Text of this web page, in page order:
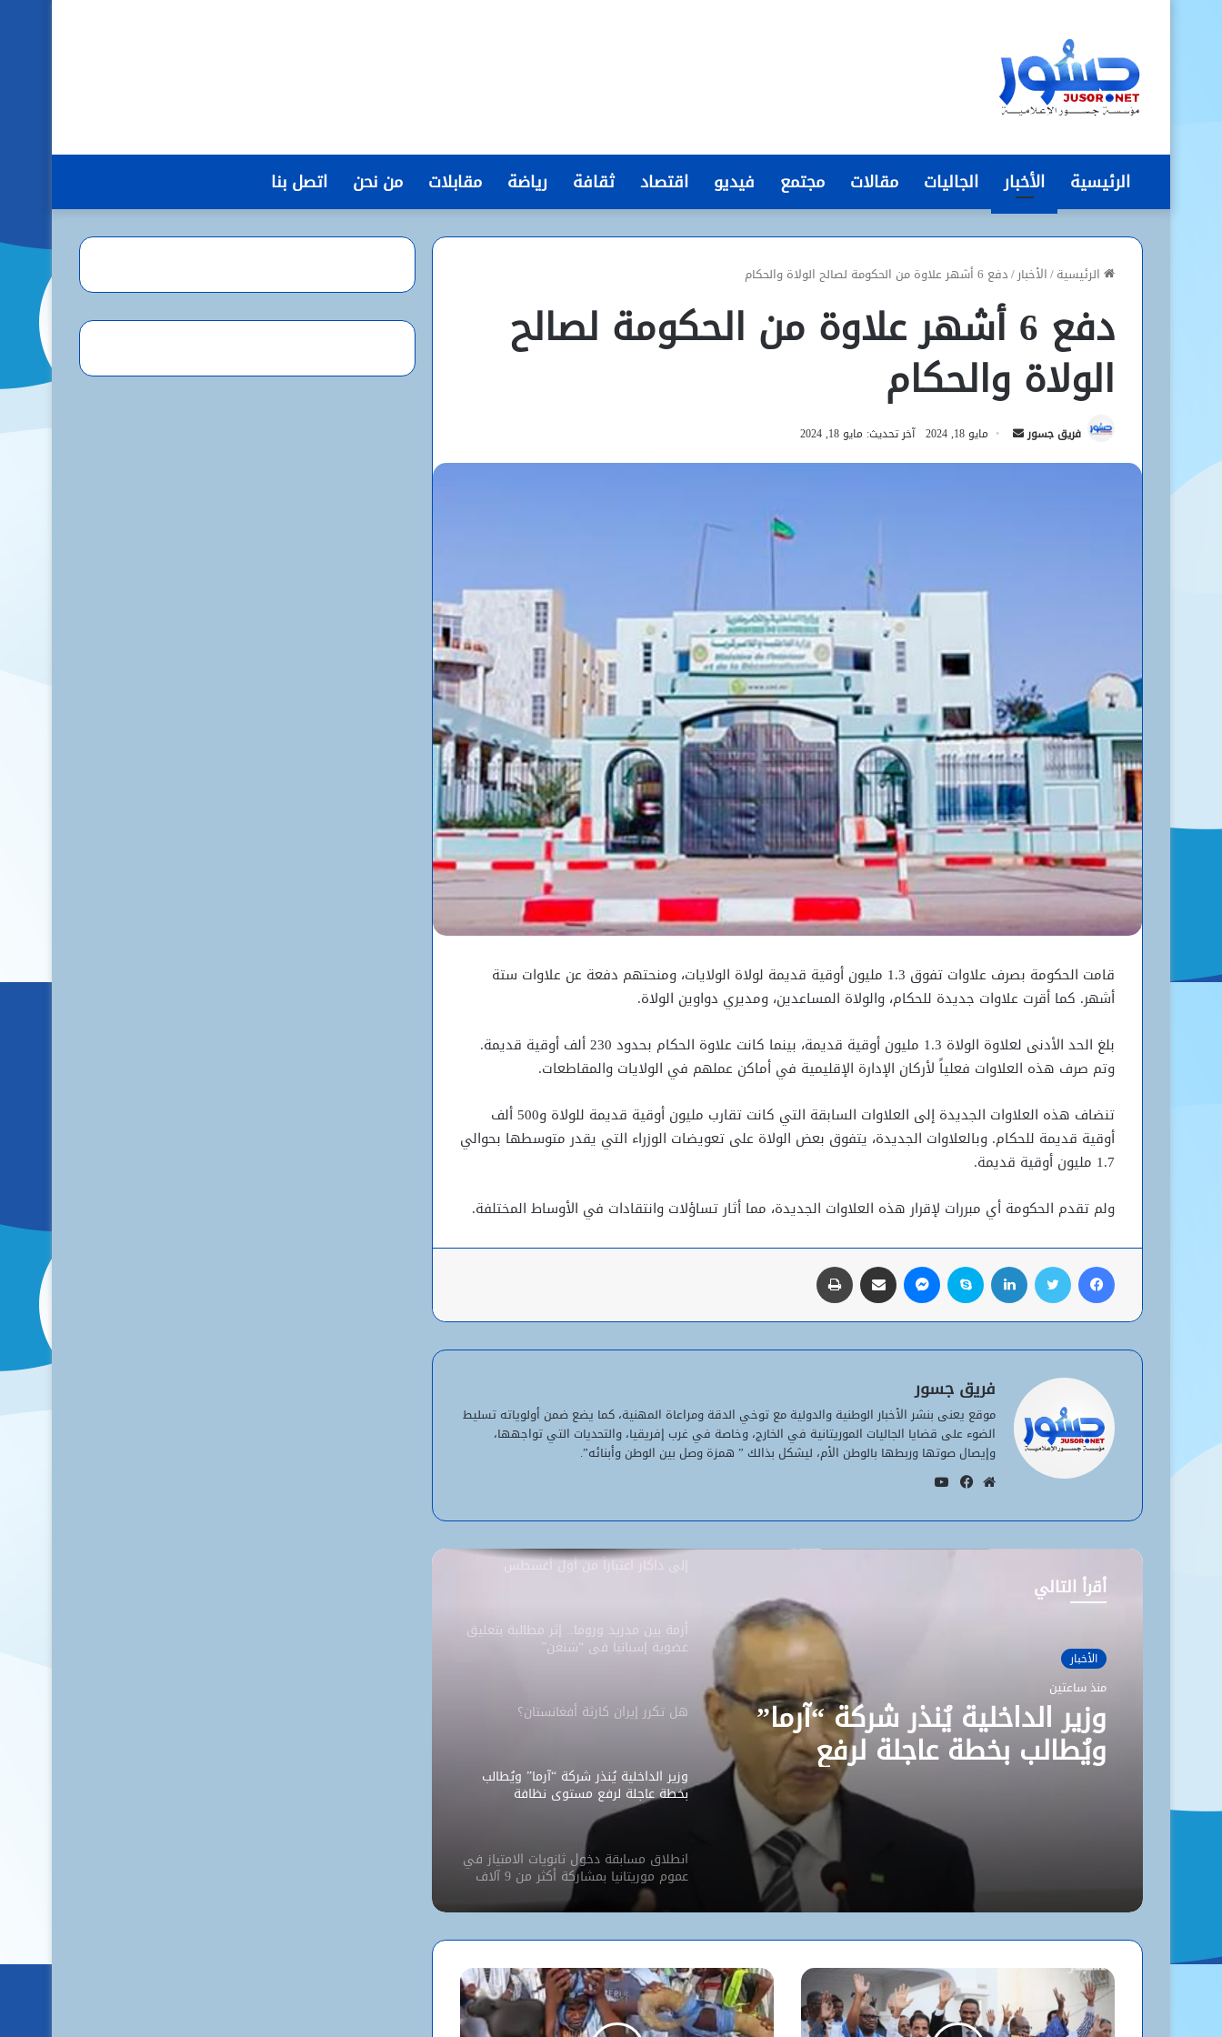
الرئيسية الأخبار الجاليات مقالات مجتمع فيديو اقتصاد ثقافة رياضة مقابلات من نحن اتصل بنا
الرئيسية/الأخبار/دفع 6 أشهر علاوة من الحكومة لصالح الولاة والحكام
دفع 6 أشهر علاوة من الحكومة لصالح
الولاة والحكام
فريق جسور
أرسل مايو 18, 2024 آخر تحديث: مايو 18, 2024
قامت الحكومة بصرف علاوات تفوق 1.3 مليون أوقية قديمة لولاة الولايات، ومنحتهم دفعة عن علاوات ستة
أشهر. كما أقرت علاوات جديدة للحكام، والولاة المساعدين، ومديري دواوين الولاة.
بلغ الحد الأدنى لعلاوة الولاة 1.3 مليون أوقية قديمة، بينما كانت علاوة الحكام بحدود 230 ألف أوقية قديمة.
وتم صرف هذه العلاوات فعلياً لأركان الإدارة الإقليمية في أماكن عملهم في الولايات والمقاطعات.
تنضاف هذه العلاوات الجديدة إلى العلاوات السابقة التي كانت تقارب مليون أوقية قديمة للولاة و500 ألف
أوقية قديمة للحكام. وبالعلاوات الجديدة، يتفوق بعض الولاة على تعويضات الوزراء التي يقدر متوسطها بحوالي
1.7 مليون أوقية قديمة.
ولم تقدم الحكومة أي مبررات لإقرار هذه العلاوات الجديدة، مما أثار تساؤلات وانتقادات في الأوساط المختلفة.
فيسبوك تويتر لينكدإن سكايب ماسنجر مشاركة عبر البريد
فريق جسور
موقع يعنى بنشر الأخبار الوطنية والدولية مع توخي الدقة ومراعاة المهنية، كما يضع ضمن أولوياته تسليط
الضوء على قضايا الجاليات الموريتانية في الخارج، وخاصة في غرب إفريقيا، والتحديات التي تواجهها،
وإيصال صوتها وربطها بالوطن الأم، ليشكل بذالك ” همزة وصل بين الوطن وأبنائه”.
الويب
أقرأ التالي
الأخبار
منذ ساعتين
وزير الداخلية يُنذر شركة “آرما”
ويُطالب بخطة عاجلة لرفع
مستوى نظافة نواكشوط
الحوض الشرقي وكوركول (الجمعة)
سنوات الماضية أرست أسساً لاقتصاد أكثر
استقلالية وسيادة
“بنكيلي” يتصدر خدمات الدفع الإلكتروني
السفارة الأمريكية تحيل طلبات التأشيرة
إلى داكار اعتباراً من أول أغسطس
أزمة بين مدريد وروما.. إثر مطالبة بتعليق
عضوية إسبانيا في “شنغن”
هل تكرر إيران كارثة أفغانستان؟
وزير الداخلية يُنذر شركة “آرما” ويُطالب
بخطة عاجلة لرفع مستوى نظافة
نواكشوط
انطلاق مسابقة دخول ثانويات الامتياز في
عموم موريتانيا بمشاركة أكثر من 9 آلاف
مترشح
كيف استخدم الاحتلال سلاح الإبعاد للتفرد
البيت الأبيض يفتح أخطر ملفات كورونا..